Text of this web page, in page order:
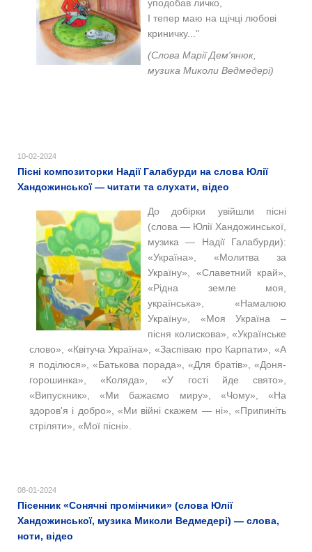
уподобав личко,
І тепер маю на щічці любові
криничку..."
(Слова Марії Дем'янюк,
музика Миколи Ведмедері)
10-02-2024
Пісні композиторки Надії Галабурди на слова Юлії
Хандожинської — читати та слухати, відео
До добірки увійшли пісні
(слова — Юлії Хандожинської,
музика — Надії Галабурди):
«Україна», «Молитва за
Україну», «Славетний край»,
«Рідна земле моя,
українська», «Намалюю
Україну», «Моя Україна –
пісня колискова», «Українське
слово», «Квітуча Україна», «Заспіваю про Карпати», «А
я поділюся», «Батькова порада», «Для братів», «Доня-
горошинка», «Коляда», «У гості йде свято»,
«Випускник», «Ми бажаємо миру», «Чому», «На
здоров'я і добро», «Ми війні скажем — ні», «Припиніть
стріляти», «Мої пісні».
08-01-2024
Пісенник «Сонячні промінчики» (слова Юлії
Хандожинської, музика Миколи Ведмедері) — слова,
ноти, відео